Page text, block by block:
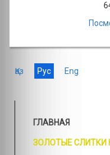
Қаз Рус Eng
ГЛАВНАЯ
ЗОЛОТЫЕ СЛИТКИ